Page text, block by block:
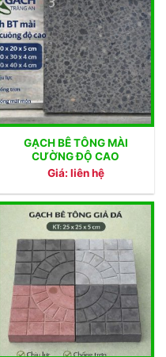
GẠCH BÊ TÔNG MÀI
CƯỜNG ĐỘ CAO
Giá: liên hệ